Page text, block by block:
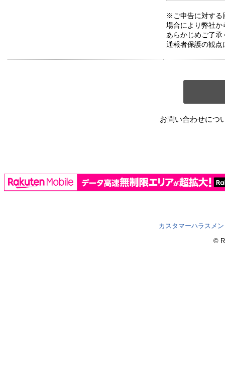
※ご申告に対する
場合により弊社か
あらかじめご了承
通報者保護の観点
お問い合わせにつ
カスタマーハラスメ
©